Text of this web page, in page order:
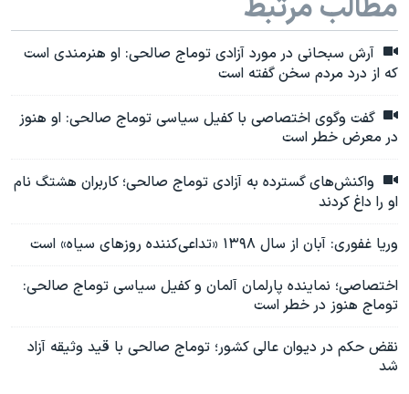
مطالب مرتبط
آرش سبحانی در مورد آزادی توماج صالحی: او هنرمندی است
که از درد مردم سخن گفته است
گفت وگوی اختصاصی با کفیل سیاسی توماج صالحی: او هنوز
در معرض خطر است
واکنش‌های گسترده به آزادی توماج صالحی؛ کاربران هشتگ نام
او را داغ کردند
وریا غفوری: آبان از سال ۱۳۹۸ «تداعی‌کننده روزهای سیاه» است
اختصاصی؛ نماینده پارلمان آلمان و کفیل سیاسی توماج صالحی:
توماج هنوز در خطر است
نقض حکم در دیوان عالی کشور؛ توماج صالحی با قید وثیقه آزاد
شد